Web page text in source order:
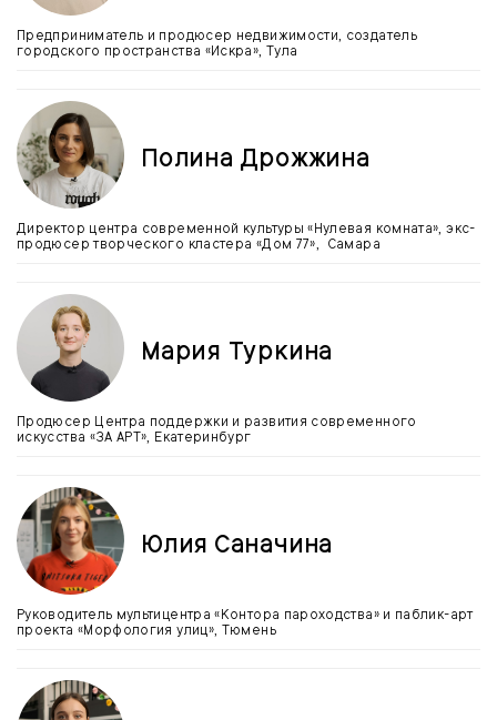
Предприниматель и продюсер недвижимости, создатель
городского пространства «Искра», Тула
Полина Дрожжина
Директор центра современной культуры «Нулевая комната», экс-
продюсер творческого кластера «Дом 77», Самара
Мария Туркина
Продюсер Центра поддержки и развития современного
искусства «ЗА АРТ», Екатеринбург
Юлия Саначина
Руководитель мультицентра «Контора пароходства» и паблик-арт
проекта «Морфология улиц», Тюмень